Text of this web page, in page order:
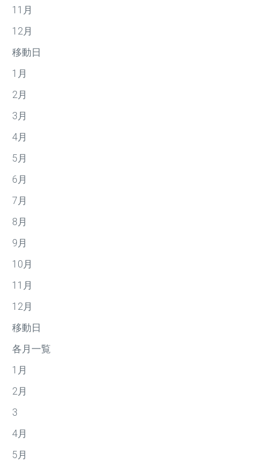
11月
12月
移動日
1月
2月
3月
4月
5月
6月
7月
8月
9月
10月
11月
12月
移動日
各月一覧
1月
2月
3
4月
5月